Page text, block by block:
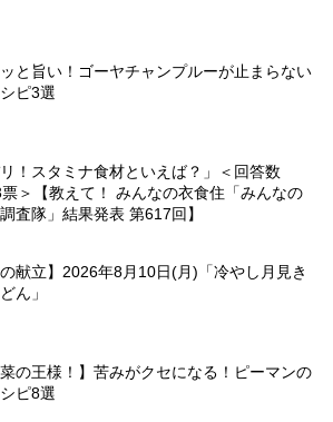
と旨い！ゴーヤチャンプルーが止まらない
ピ3選
リ！スタミナ食材といえば？」＜回答数
＞【教えて！ みんなの衣食住「みんなの
査隊」結果発表 第617回】
の献立】2026年8月10日(月)「冷やし月見き
ん」
菜の王様！】苦みがクセになる！ピーマンの
ピ8選